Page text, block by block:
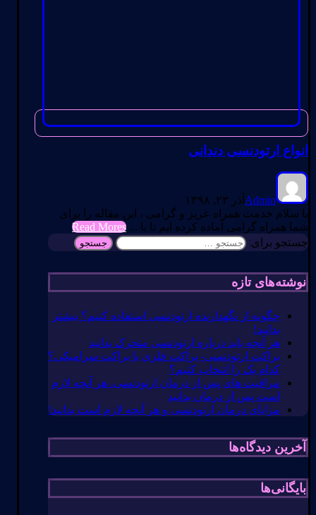
انواع ارتودنسی دندانی
Admin آذر ۲۳, ۱۳۹۸
با سلام خدمت همراه عزیز و گرامی ، این مقاله را برای
شما همراه گرامی آماده کرده ایم تا با ... Read Mores
جستجو برای:
نوشته‌های تازه
چگونه از نگهدارنده ارتودنسی استفاده کنیم؟ بیشتر
بدانید!
هر آنچه باید درباره ارتودنسی متحرک بدانید
براکت ارتودنسی- براکت فلزی یا براکت سرامیکی؟
کدام یک را انتخاب کنیم؟
مراقبت های پس از درمان ارتودنسی، هر آنچه لازم
است پس از درمان بدانید
مزایای درمان ارتودنسی و هر آنچه لازم است بدانید!
آخرین دیدگاه‌ها
بایگانی‌ها